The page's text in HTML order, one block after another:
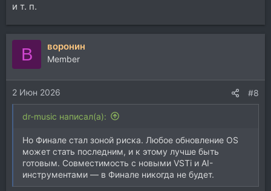
и т. п.
В воронин
Member
2 Июн 2026 #8
dr-music написал(а):
Но Финале стал зоной риска. Любое обновление OS
может стать последним, и к этому лучше быть
готовым. Совместимость с новыми VSTi и AI-
инструментами — в Финале никогда не будет.